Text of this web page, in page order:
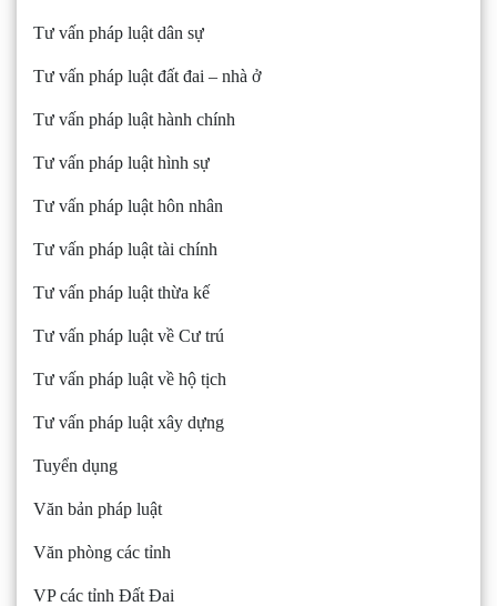
Tư vấn pháp luật dân sự
Tư vấn pháp luật đất đai – nhà ở
Tư vấn pháp luật hành chính
Tư vấn pháp luật hình sự
Tư vấn pháp luật hôn nhân
Tư vấn pháp luật tài chính
Tư vấn pháp luật thừa kế
Tư vấn pháp luật về Cư trú
Tư vấn pháp luật về hộ tịch
Tư vấn pháp luật xây dựng
Tuyển dụng
Văn bản pháp luật
Văn phòng các tỉnh
VP các tỉnh Đất Đai